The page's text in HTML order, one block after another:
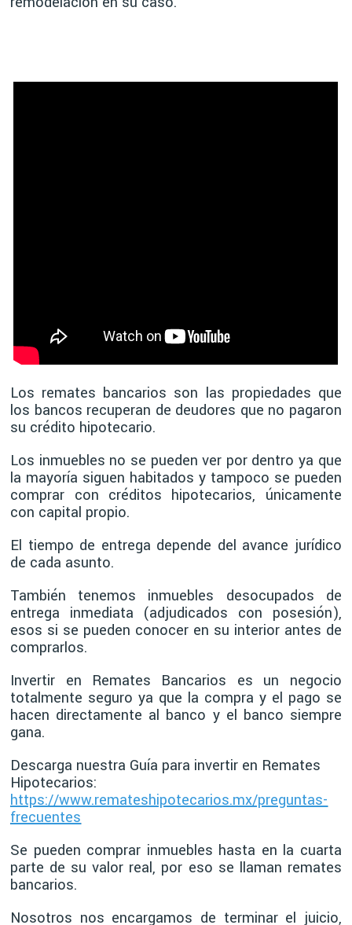
Los remates bancarios son las propiedades que
los bancos recuperan de deudores que no pagaron
su crédito hipotecario.
Los inmuebles no se pueden ver por dentro ya que
la mayoría siguen habitados y tampoco se pueden
comprar con créditos hipotecarios, únicamente
con capital propio.
El tiempo de entrega depende del avance jurídico
de cada asunto.
También tenemos inmuebles desocupados de
entrega inmediata (adjudicados con posesión),
esos si se pueden conocer en su interior antes de
comprarlos.
Invertir en Remates Bancarios es un negocio
totalmente seguro ya que la compra y el pago se
hacen directamente al banco y el banco siempre
gana.
Descarga nuestra Guía para invertir en Remates
Hipotecarios:
https://www.remateshipotecarios.mx/preguntas-
frecuentes
Se pueden comprar inmuebles hasta en la cuarta
parte de su valor real, por eso se llaman remates
bancarios.
Nosotros nos encargamos de terminar el juicio,